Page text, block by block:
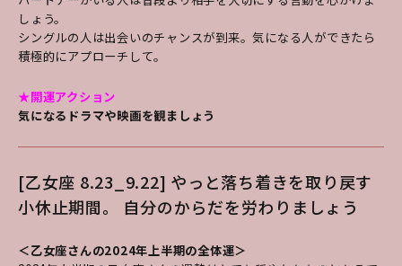
しょう。
シングルの人は出会いのチャンスが到来。気になる人ができたら
積極的にアプローチして。
★開運アクション
気になるドラマや映画を観ましょう
[乙女座 8.23_9.22] やっと落ち着きを取り戻す
小休止期間。 自分のからだを労わりましょう
＜乙女座さんの2024年上半期の全体運＞